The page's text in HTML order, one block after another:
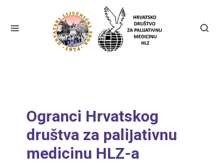
Ogranci Hrvatskog
društva za palijativnu
medicinu HLZ-a